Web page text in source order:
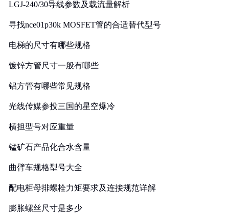
LGJ-240/30导线参数及载流量解析
寻找nce01p30k MOSFET管的合适替代型号
电梯的尺寸有哪些规格
镀锌方管尺寸一般有哪些
铝方管有哪些常见规格
光线传媒参投三国的星空爆冷
横担型号对应重量
锰矿石产品化合水含量
曲臂车规格型号大全
配电柜母排螺栓力矩要求及连接规范详解
膨胀螺丝尺寸是多少